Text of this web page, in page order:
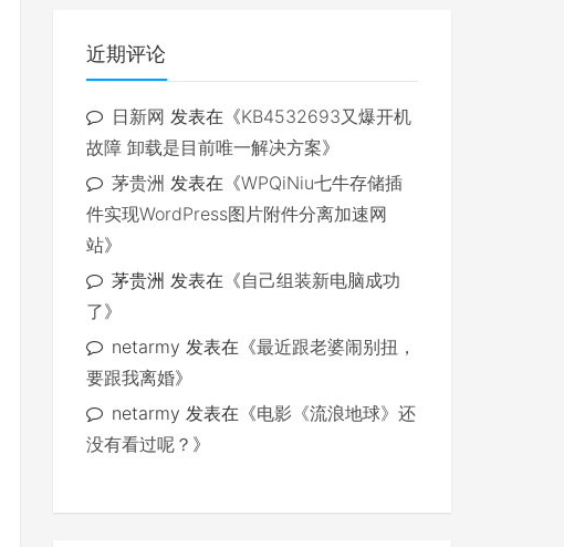
近期评论
日新网 发表在《KB4532693又爆开机
故障 卸载是目前唯一解决方案》
茅贵洲 发表在《WPQiNiu七牛存储插
件实现WordPress图片附件分离加速网
站》
茅贵洲 发表在《自己组装新电脑成功
了》
netarmy 发表在《最近跟老婆闹别扭，
要跟我离婚》
netarmy 发表在《电影《流浪地球》还
没有看过呢？ 》